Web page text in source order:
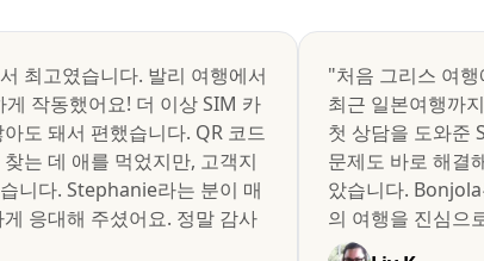
최고였습니다. 발리 여행에서
작동했어요! 더 이상 SIM 카
도 돼서 편했습니다. QR 코드
는 데 애를 먹었지만, 고객지
니다. Stephanie라는 분이 매
응대해 주셨어요. 정말 감사
"처음 그리스 여
최근 일본여행까
첫 상담을 도와준
문제도 바로 해결
았습니다.
의 여행을 진심으